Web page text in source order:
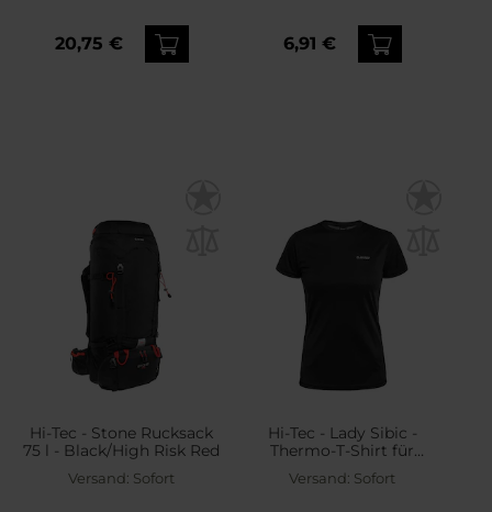
20,75 € 6,91 €
Hi-Tec - Stone Rucksack
75 l - Black/High Risk Red
Versand: Sofort
Hi-Tec - Lady Sibic -
Thermo-T-Shirt für
Damen - Black
Versand: Sofort